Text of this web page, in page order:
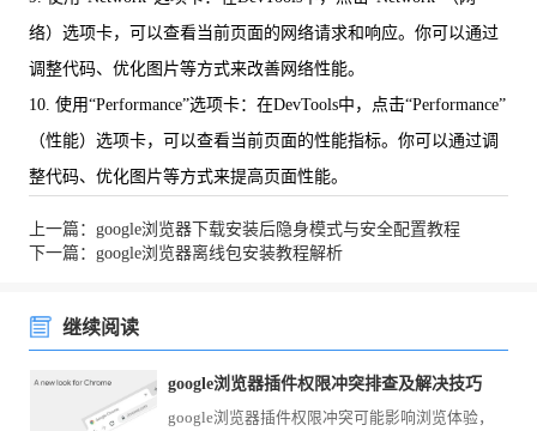
络）选项卡，可以查看当前页面的网络请求和响应。你可以通过
调整代码、优化图片等方式来改善网络性能。
10. 使用“Performance”选项卡：在DevTools中，点击“Performance”
（性能）选项卡，可以查看当前页面的性能指标。你可以通过调
整代码、优化图片等方式来提高页面性能。
上一篇：google浏览器下载安装后隐身模式与安全配置教程
下一篇：google浏览器离线包安装教程解析
继续阅读
google浏览器插件权限冲突排查及解决技巧
google浏览器插件权限冲突可能影响浏览体验，